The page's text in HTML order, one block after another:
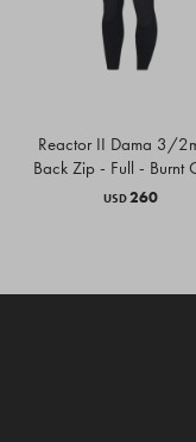
Reactor II Dama 3/
Back Zip - Full - Burnt
USD260